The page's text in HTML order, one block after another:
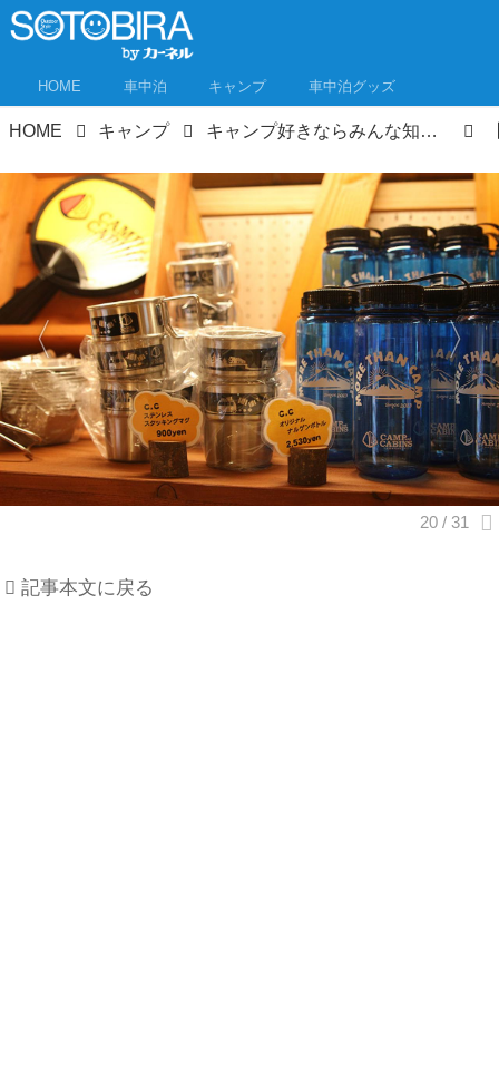
HOME 車中泊 キャンプ 車中泊グッズ
HOME キャンプ キャンプ好きならみんな知ってる！あの「キャンプ・アンド・キャビンズ」が山中湖に誕生！
記事本文に戻る